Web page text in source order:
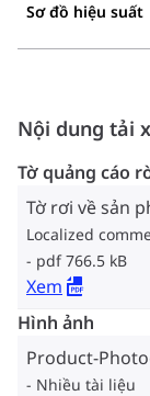
Sơ đồ hiệu suất
Nội dung tải
Tờ quảng cáo
Tờ rơi về sản
Localized
pdf 766.5 kB
Xem
Hình ảnh
Product-
Nhiều tài liệu